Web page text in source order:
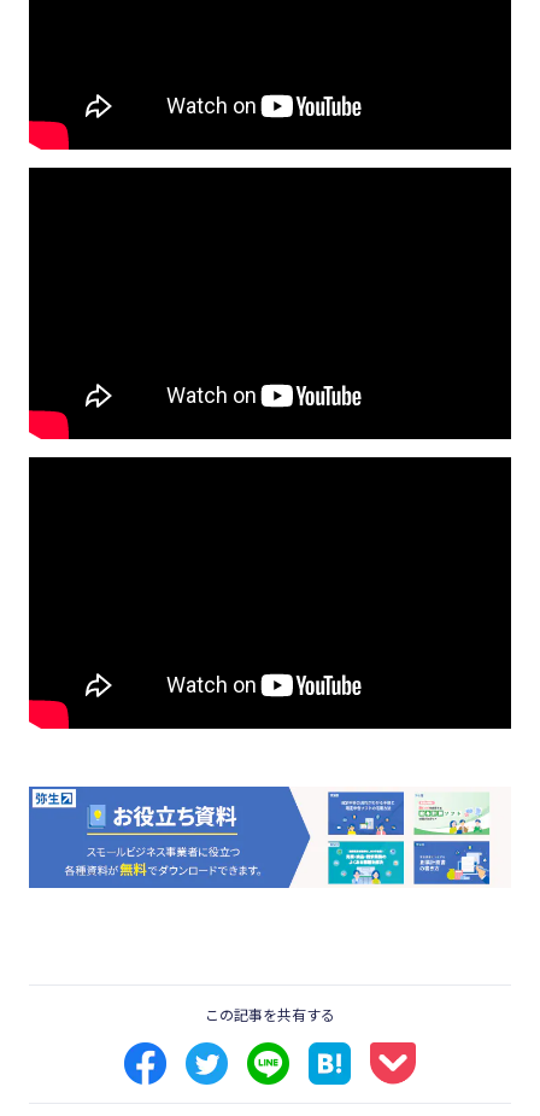
この記事を共有する